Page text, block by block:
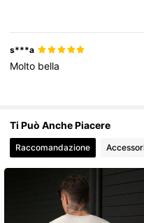
s***a
Molto bella
Ti Può Anche Piacere
Raccomandazione